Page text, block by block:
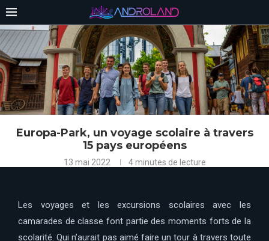
Europa-Park, un voyage scolaire à travers
15 pays européens
13 mai 2022 4 minutes de lecture
Les voyages et les excursions scolaires avec les
camarades de classe font partie des moments forts de la
scolarité. Qui n’aurait pas aimé faire un tour à travers toute